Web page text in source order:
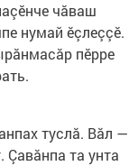
чăваш
нумай ӗçлеççӗ.
пӗрре
туслă. Вăл —
Çавăнпа та унта